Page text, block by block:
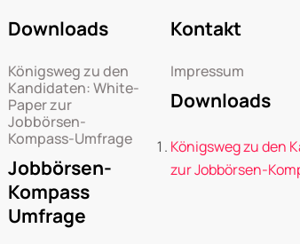
Downloads
Königsweg zu den
Kandidaten: White-
Paper zur
Jobbörsen-
Kompass-Umfrage
Jobbörsen-
Kompass
Umfrage
Kontakt
Impressum
Downloads
Königsweg zu den
zur Jobbörsen-